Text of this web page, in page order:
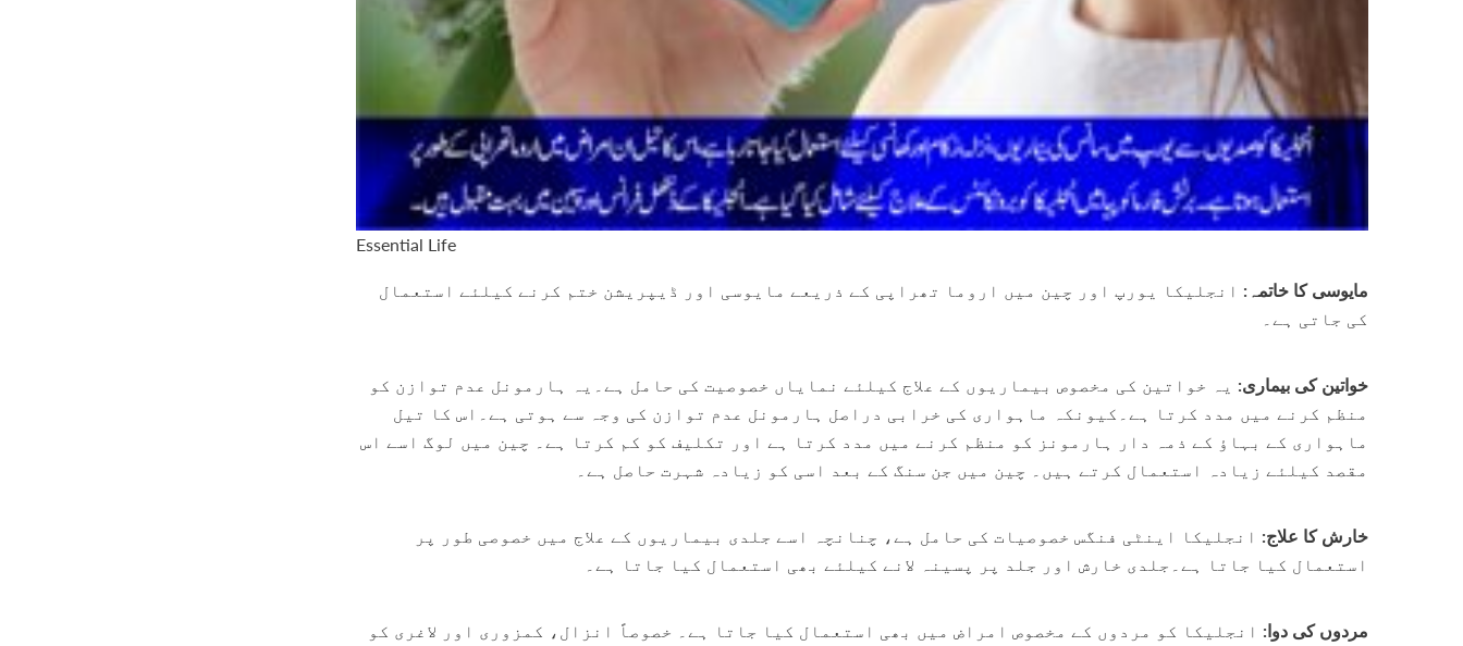
Essential Life
مایوسی کا خاتمہ: انجلیکا یورپ اور چین میں اروما تھراپی کے ذریعے مایوسی اور ڈیپریشن ختم کرنے کیلئے استعمال
کی جاتی ہے۔
خواتین کی بیماری: یہ خواتین کی مخصوص بیماریوں کے علاج کیلئے نمایاں خصوصیت کی حامل ہے۔یہ ہارمونل عدم توازن کو
منظم کرنے میں مدد کرتا ہے۔کیونکہ ماہواری کی خرابی دراصل ہارمونل عدم توازن کی وجہ سے ہوتی ہے۔اس کا تیل
ماہواری کے بہاؤ کے ذمہ دار ہارمونز کو منظم کرنے میں مدد کرتا ہے اور تکلیف کو کم کرتا ہے۔ چین میں لوگ اسے اس
مقصد کیلئے زیادہ استعمال کرتے ہیں۔ چین میں جن سنگ کے بعد اسی کو زیادہ شہرت حاصل ہے۔
خارش کا علاج: انجلیکا اینٹی فنگس خصوصیات کی حامل ہے، چنانچہ اسے جلدی بیماریوں کے علاج میں خصوصی طور پر
استعمال کیا جاتا ہے۔جلدی خارش اور جلد پر پسینہ لانے کیلئے بھی استعمال کیا جاتا ہے۔
مردوں کی دوا: انجلیکا کو مردوں کے مخصوص امراض میں بھی استعمال کیا جاتا ہے۔ خصوصاً انزال، کمزوری اور لاغری کو